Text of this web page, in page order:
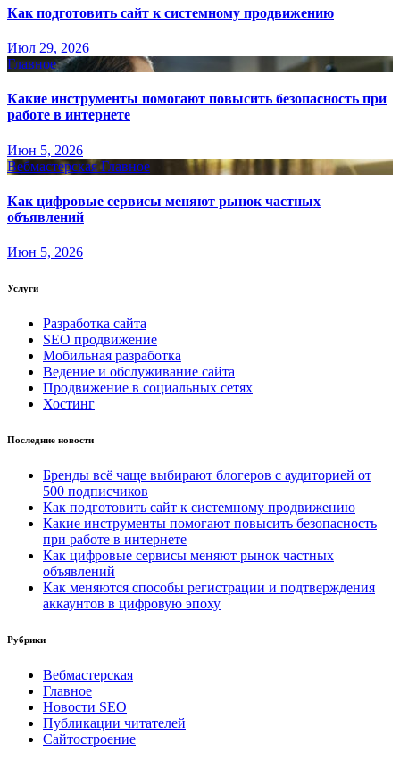
Как подготовить сайт к системному продвижению
Июл 29, 2026
Главное
Какие инструменты помогают повысить безопасность при
работе в интернете
Июн 5, 2026
Вебмастерская Главное
Как цифровые сервисы меняют рынок частных
объявлений
Июн 5, 2026
Услуги
Разработка сайта
SEO продвижение
Мобильная разработка
Ведение и обслуживание сайта
Продвижение в социальных сетях
Хостинг
Последние новости
Бренды всё чаще выбирают блогеров с аудиторией от
500 подписчиков
Как подготовить сайт к системному продвижению
Какие инструменты помогают повысить безопасность
при работе в интернете
Как цифровые сервисы меняют рынок частных
объявлений
Как меняются способы регистрации и подтверждения
аккаунтов в цифровую эпоху
Рубрики
Вебмастерская
Главное
Новости SEO
Публикации читателей
Сайтостроение